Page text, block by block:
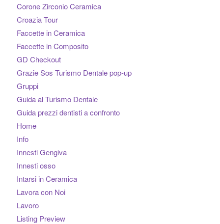
Corone Zirconio Ceramica
Croazia Tour
Faccette in Ceramica
Faccette in Composito
GD Checkout
Grazie Sos Turismo Dentale pop-up
Gruppi
Guida al Turismo Dentale
Guida prezzi dentisti a confronto
Home
Info
Innesti Gengiva
Innesti osso
Intarsi in Ceramica
Lavora con Noi
Lavoro
Listing Preview